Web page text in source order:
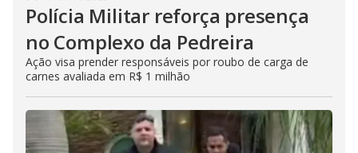
Polícia Militar reforça presença
no Complexo da Pedreira
Ação visa prender responsáveis por roubo de carga de
carnes avaliada em R$ 1 milhão